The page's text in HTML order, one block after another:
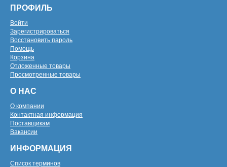
ПРОФИЛЬ
Войти
Зарегистрироваться
Восстановить пароль
Помощь
Корзина
Отложенные товары
Просмотренные товары
О НАС
О компании
Контактная информация
Поставщикам
Вакансии
ИНФОРМАЦИЯ
Список терминов